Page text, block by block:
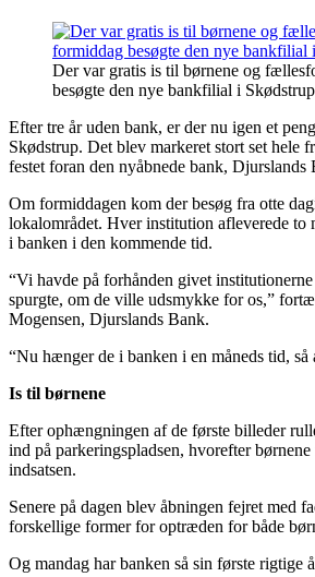
Der var gratis is til børnene og
besøgte den nye bankfilial i
Efter tre år uden bank, er der nu igen et
Skødstrup. Det blev markeret stort set hele
festet foran den nyåbnede bank, Djurslands
Om formiddagen kom der besøg fra otte
lokalområdet. Hver institution afleverede to
i banken i den kommende tid.
“Vi havde på forhånden givet
spurgte, om de ville udsmykke for os,”
Mogensen, Djurslands Bank.
“Nu hænger de i banken i en måneds tid, så
Is til børnene
Efter ophængningen af de første billeder
ind på parkeringspladsen, hvorefter
indsatsen.
Senere på dagen blev åbningen fejret med
forskellige former for optræden for både
Og mandag har banken så sin første rigtige